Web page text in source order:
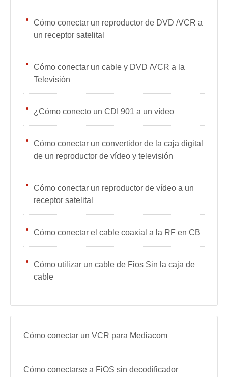
Cómo conectar un reproductor de DVD /VCR a
un receptor satelital
Cómo conectar un cable y DVD /VCR a la
Televisión
¿Cómo conecto un CDI 901 a un vídeo
Cómo conectar un convertidor de la caja digital
de un reproductor de vídeo y televisión
Cómo conectar un reproductor de vídeo a un
receptor satelital
Cómo conectar el cable coaxial a la RF en CB
Cómo utilizar un cable de Fios Sin la caja de
cable
Cómo conectar un VCR para Mediacom
Cómo conectarse a FiOS sin decodificador